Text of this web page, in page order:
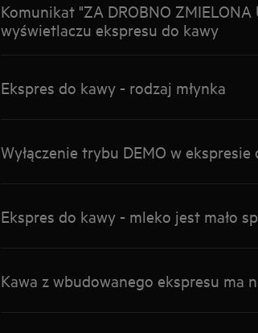
Komunikat "ZA DROBNO ZMIELONA
wyświetlaczu ekspresu do kawy
Ekspres do kawy - rodzaj młynka
Wyłączenie trybu DEMO w
Ekspres do kawy - mleko jest mało
Kawa z wbudowanego ekspresu ma